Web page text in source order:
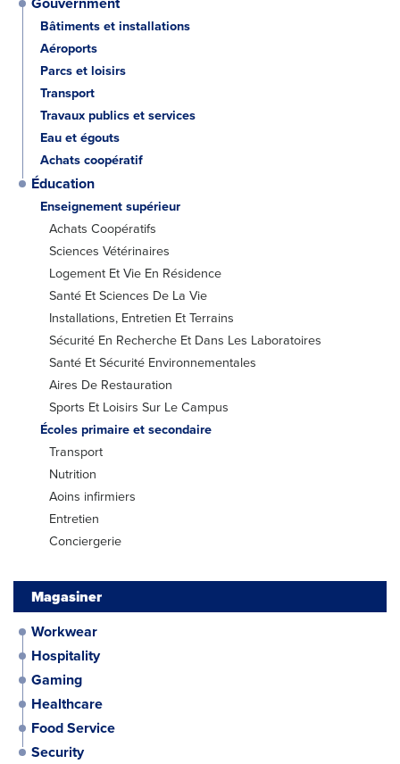
Bâtiments et installations
Aéroports
Parcs et loisirs
Transport
Travaux publics et services
Eau et égouts
Achats coopératif
Éducation
Enseignement supérieur
Achats Coopératifs
Sciences Vétérinaires
Logement Et Vie En Résidence
Santé Et Sciences De La Vie
Installations, Entretien Et Terrains
Sécurité En Recherche Et Dans Les Laboratoires
Santé Et Sécurité Environnementales
Aires De Restauration
Sports Et Loisirs Sur Le Campus
Écoles primaire et secondaire
Transport
Nutrition
Aoins infirmiers
Entretien
Conciergerie
Magasiner
WorkwearOuvre
une
fenêtre.
Opens
a
window.
HospitalityOuvre
nouvelle
fenêtre.
Opens
new
window.
GamingOuvre
une
nouvelle
fenêtre.
Opens
a
new
window.
HealthcareOuvre
une
Opens
a
Food ServiceOuvre
Opens
SecurityOuvre
Opens